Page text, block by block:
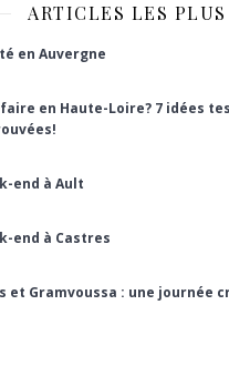
ARTICLES LES PLUS
en Auvergne
en Haute-Loire? 7 idées
end à Ault
end à Castres
et Gramvoussa : une journée